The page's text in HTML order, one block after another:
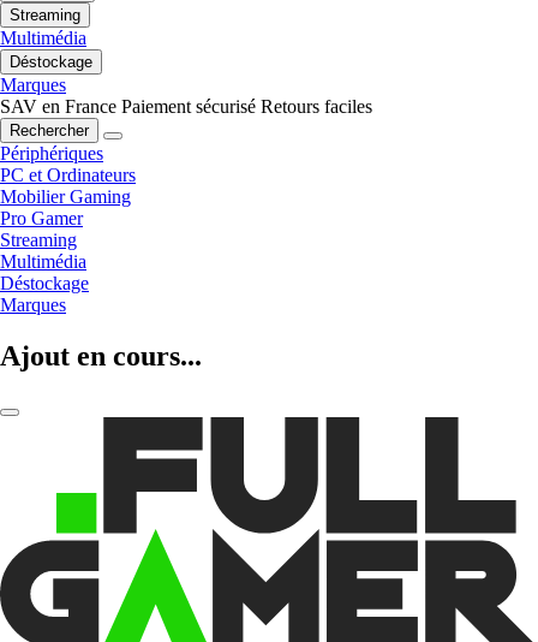
Streaming
Multimédia
Déstockage
Marques
SAV en France Paiement sécurisé Retours faciles
Rechercher
Périphériques
PC et Ordinateurs
Mobilier Gaming
Pro Gamer
Streaming
Multimédia
Déstockage
Marques
Ajout en cours...